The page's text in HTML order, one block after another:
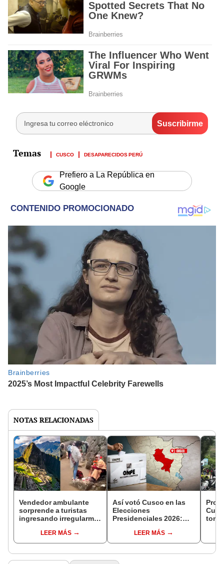
CUSCO DESAPARECIDOS PERÚ
Prefiero a La República en
Google
NOTAS RELACIONADAS
Vendedor ambulante
sorprende a turistas
ingresando irregularme
Machu Picchu
LEER MÁS
Así votó Cusco en las
Elecciones
Presidenciales 2026:
ONPE al 100%
LEER MÁS